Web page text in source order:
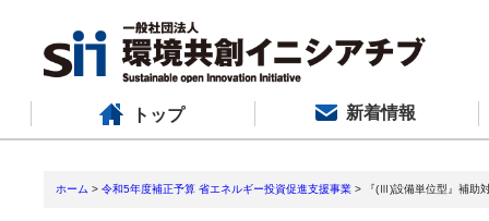
トップ 新着情報
ホーム > 令和5年度補正予算 省エネルギー投資促進支援事業 > 『(Ⅲ)設備単位型』補助